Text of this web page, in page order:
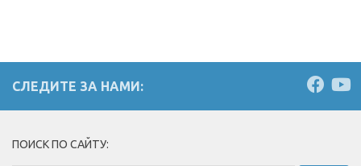
СЛЕДИТЕ ЗА НАМИ:
ПОИСК ПО САЙТУ: